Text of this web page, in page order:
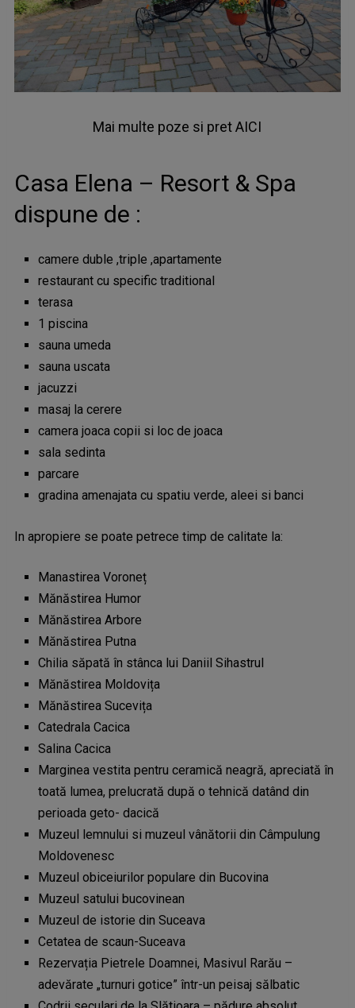
Mai multe poze si pret AICI
Casa Elena – Resort & Spa
dispune de :
camere duble ,triple ,apartamente
restaurant cu specific traditional
terasa
1 piscina
sauna umeda
sauna uscata
jacuzzi
masaj la cerere
camera joaca copii si loc de joaca
sala sedinta
parcare
gradina amenajata cu spatiu verde, aleei si banci
In apropiere se poate petrece timp de calitate la:
Manastirea Voroneț
Mănăstirea Humor
Mănăstirea Arbore
Mănăstirea Putna
Chilia săpată în stânca lui Daniil Sihastrul
Mănăstirea Moldovița
Mănăstirea Sucevița
Catedrala Cacica
Salina Cacica
Marginea vestita pentru ceramică neagră, apreciată în
toată lumea, prelucrată după o tehnică datând din
perioada geto- dacică
Muzeul lemnului si muzeul vânătorii din Câmpulung
Moldovenesc
Muzeul obiceiurilor populare din Bucovina
Muzeul satului bucovinean
Muzeul de istorie din Suceava
Cetatea de scaun-Suceava
Rezervația Pietrele Doamnei, Masivul Rarău –
adevărate „turnuri gotice” într-un peisaj sălbatic